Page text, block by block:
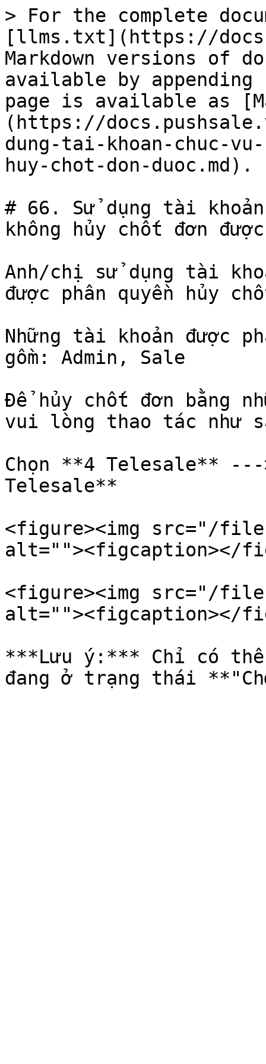
> For the complete
[llms.txt](https://
Markdown versions of
available by
page is available as
(https://
dung-tai-khoan-chuc-
huy-chot-don-duoc.md).
# 66. Sử dụng tài
không hủy chốt đơn
Anh/chị sử dụng tài
được phân quyền hủy
Những tài khoản được
gồm: Admin, Sale
Để hủy chốt đơn bằng
vui lòng thao tác như
Chọn **4 Telesale**
Telesale**
<figure><img src="/files/
alt=""><figcaption></
<figure><img src="/files/
alt=""><figcaption></
***Lưu ý:*** Chỉ có thể